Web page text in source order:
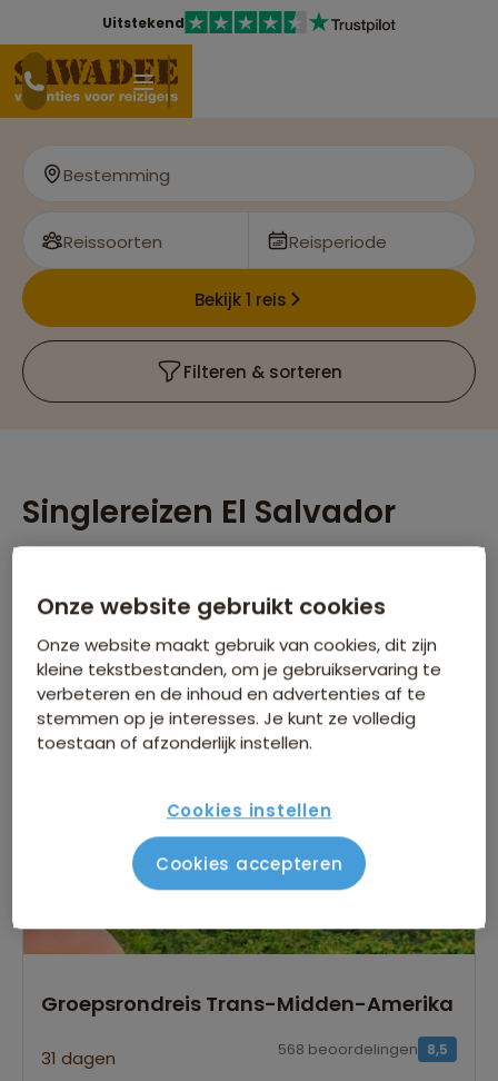
Uitstekend
Bestemming
Reissoorten Reisperiode
Bekijk 1 reis
Filteren & sorteren
Singlereizen El Salvador
revolutionaire geschiedenis en maak een boottocht
over het Lago de Suchitlán tijdens een van onze
singlereizen naar El Salvador.
Lees verder
Er is1reis die voldoet aan jouw wensen
El Salvador Singlereizen Verwijder alle filters
Groepsrondreis Trans-Midden-Amerika
31 dagen 8,5
568 beoordelingen
Onze website gebruikt cookies
Onze website maakt gebruik van cookies, dit zijn
kleine tekstbestanden, om je gebruikservaring te
verbeteren en de inhoud en advertenties af te
stemmen op je interesses. Je kunt ze volledig
toestaan of afzonderlijk instellen.
Cookies instellen
Cookies accepteren